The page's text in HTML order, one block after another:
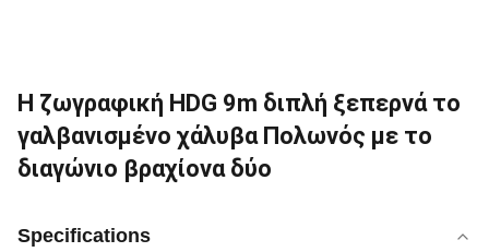
Η ζωγραφική HDG 9m διπλή ξεπερνά το
γαλβανισμένο χάλυβα Πολωνός με το
διαγώνιο βραχίονα δύο
Specifications